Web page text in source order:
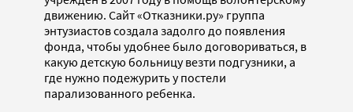
движению. Сайт «Отказники.ру» группа
энтузиастов создала задолго до появления
фонда, чтобы удобнее было договориваться, в
какую детскую больницу везти подгузники, а
где нужно подежурить у постели
парализованного ребенка.